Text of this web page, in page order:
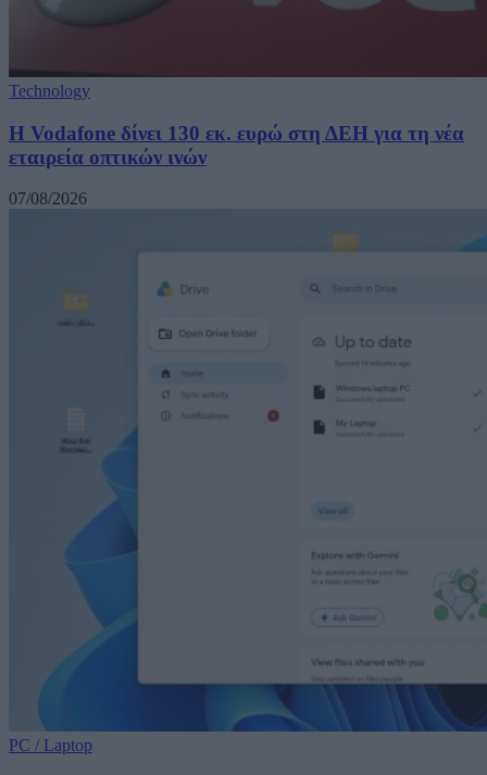
Technology
H Vodafone δίνει 130 εκ. ευρώ στη ΔΕΗ για τη νέα
εταιρεία οπτικών ινών
07/08/2026
PC / Laptop